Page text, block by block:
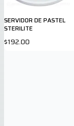
SERVIDOR DE PASTEL
STERILITE
$192.00